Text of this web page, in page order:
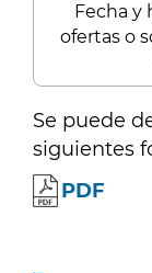
Fecha y
ofertas o
Se puede
siguientes
PDF